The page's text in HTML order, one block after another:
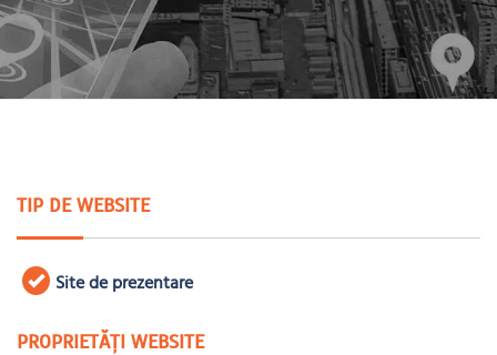
TIP DE WEBSITE
Site de prezentare
PROPRIETĂȚI WEBSITE